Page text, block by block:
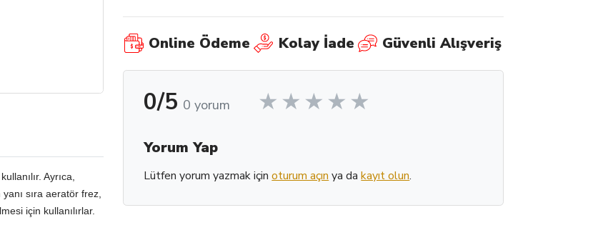
Ayrıca,
sıra aeratör frez,
için kullanılırlar.
Online Ödeme Kolay İade Güvenli Alışveriş
0/5 0 yorum
Yorum Yap
Lütfen yorum yazmak içinoturum açın ya dakayıt olun.